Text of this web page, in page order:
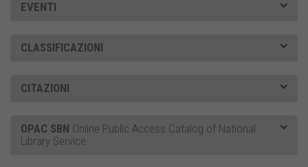
EVENTI
CLASSIFICAZIONI
CITAZIONI
OPAC SBN Online Public Access Catalog of National
Library Service